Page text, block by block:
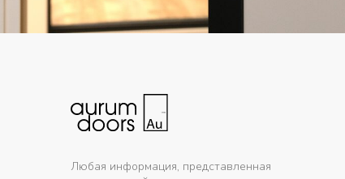
Любая информация, представленная